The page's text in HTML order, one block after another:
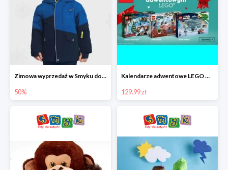
Zimowa wyprzedaż w Smyku do -50%
50%
Kalendarze adwentowe LEGO w Smyku w super cenie
129.99 zł